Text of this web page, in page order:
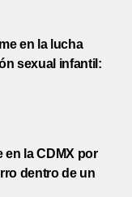
en la lucha
sexual infantil:
en la CDMX por
dentro de un